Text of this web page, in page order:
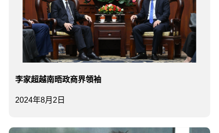
2024年8月2日
李家超越南晤政商界領袖